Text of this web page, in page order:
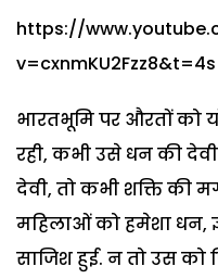
https://
v=cxnmKU2Fzz8&t=4s
भारतभूमि पर औरतों को
रही, कभी उसे धन की
देवी, तो कभी शक्ति की
महिलाओं को हमेशा धन,
साजिश हुई. न तो उस को